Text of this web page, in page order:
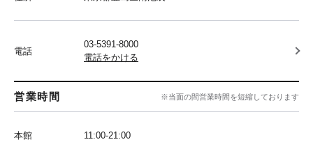
電話
03-5391-8000
電話をかける
営業時間 ※当面の間営業時間を短縮しております
本館 11:00-21:00